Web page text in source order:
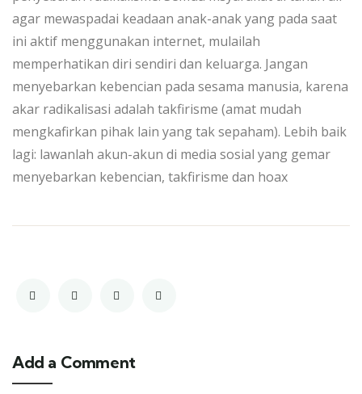
agar mewaspadai keadaan anak-anak yang pada saat
ini aktif menggunakan internet, mulailah
memperhatikan diri sendiri dan keluarga. Jangan
menyebarkan kebencian pada sesama manusia, karena
akar radikalisasi adalah takfirisme (amat mudah
mengkafirkan pihak lain yang tak sepaham). Lebih baik
lagi: lawanlah akun-akun di media sosial yang gemar
menyebarkan kebencian, takfirisme dan hoax
Add a Comment